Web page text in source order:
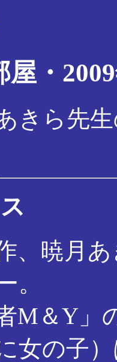
・
きら先
、暁月
。
M＆Y
女の子